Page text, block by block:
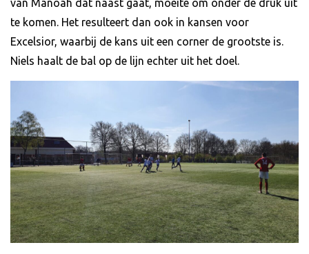
van Manoah dat naast gaat, moeite om onder de druk uit
te komen. Het resulteert dan ook in kansen voor
Excelsior, waarbij de kans uit een corner de grootste is.
Niels haalt de bal op de lijn echter uit het doel.